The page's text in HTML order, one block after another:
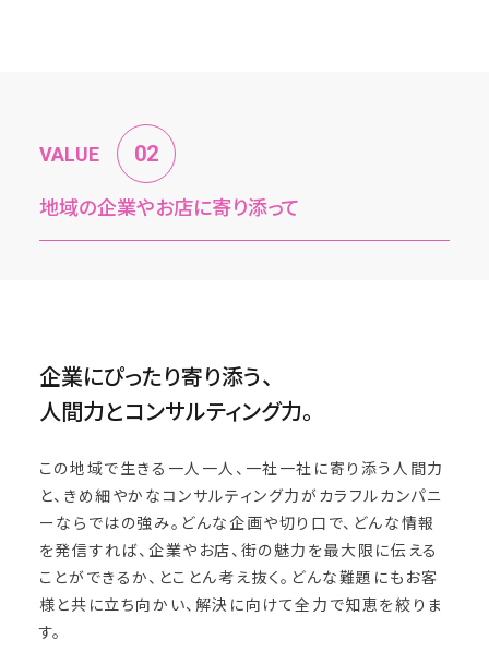
VALUE
地域の企業やお店に寄り添って
企業にぴったり寄り添う、
人間力とコンサルティング力。
この地域で生きる一人一人、一社一社に寄り添う人間力
と、きめ細やかなコンサルティング力がカラフルカンパニ
ーならではの強み。どんな企画や切り口で、どんな情報
を発信すれば、企業やお店、街の魅力を最大限に伝える
ことができるか、とことん考え抜く。どんな難題にもお客
様と共に立ち向かい、解決に向けて全力で知恵を絞りま
す。